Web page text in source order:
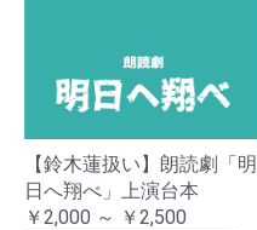
【鈴木蓮扱い】朗読劇「明
日へ翔べ」上演台本
￥2,000 ～ ￥2,500